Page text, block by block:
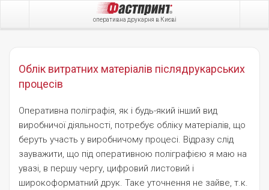
оперативна друкарня в Києві
Облік витратних матеріалів післядрукарських
процесів
Оперативна поліграфія, як і будь-який інший вид
виробничої діяльності, потребує обліку матеріалів, що
беруть участь у виробничому процесі. Відразу слід
зауважити, що під оперативною поліграфією я маю на
увазі, в першу чергу, цифровий листовий і
широкоформатний друк. Таке уточнення не зайве, т.к.